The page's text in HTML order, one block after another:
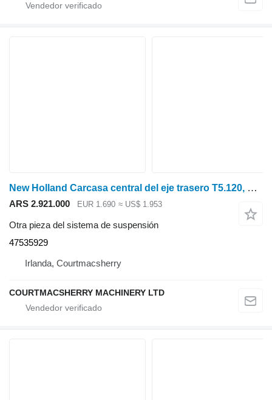
New Holland Carcasa central del eje trasero T5.120, T5.110, T5.100 47535929, 475361 para New Holland T5.120 tractor de ruedas
ARS 2.921.000 EUR 1.690 ≈ US$ 1.953
Otra pieza del sistema de suspensión
47535929
Irlanda, Courtmacsherry
COURTMACSHERRY MACHINERY LTD